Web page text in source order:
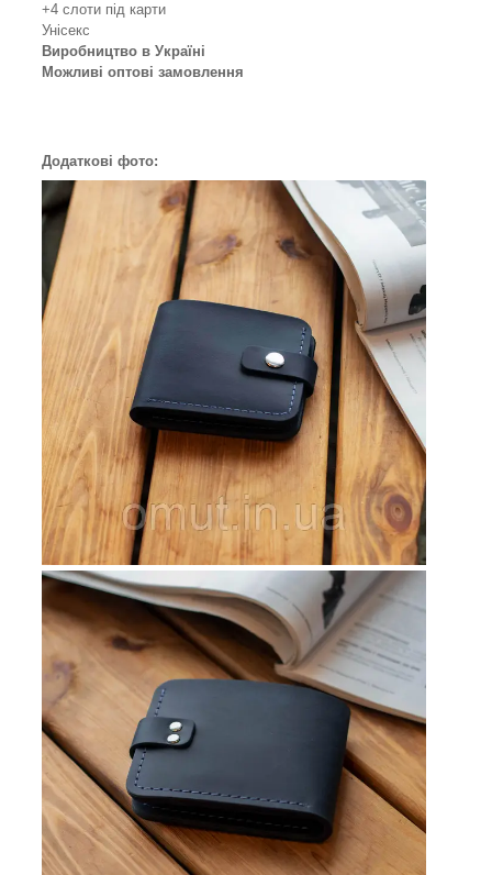
+4 слоти під карти
Унісекс
Виробництво в Україні
Можливі оптові замовлення
Додаткові фото: